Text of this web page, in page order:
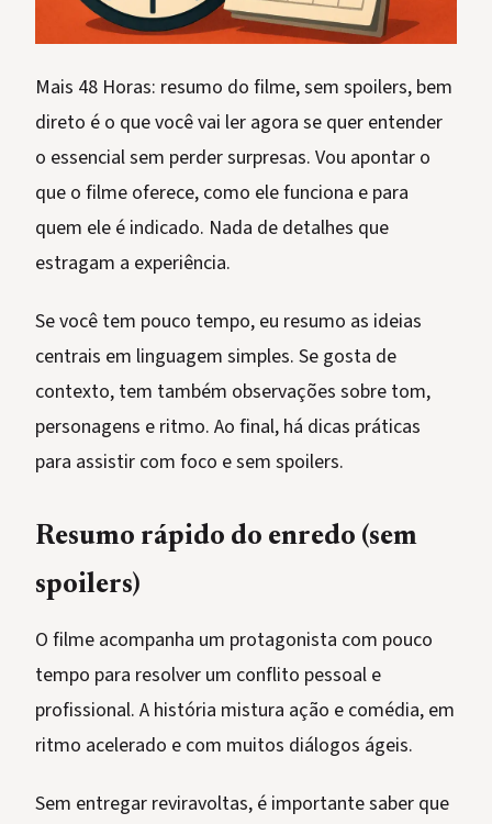
Mais 48 Horas: resumo do filme, sem spoilers, bem
direto é o que você vai ler agora se quer entender
o essencial sem perder surpresas. Vou apontar o
que o filme oferece, como ele funciona e para
quem ele é indicado. Nada de detalhes que
estragam a experiência.
Se você tem pouco tempo, eu resumo as ideias
centrais em linguagem simples. Se gosta de
contexto, tem também observações sobre tom,
personagens e ritmo. Ao final, há dicas práticas
para assistir com foco e sem spoilers.
Resumo rápido do enredo (sem
spoilers)
O filme acompanha um protagonista com pouco
tempo para resolver um conflito pessoal e
profissional. A história mistura ação e comédia, em
ritmo acelerado e com muitos diálogos ágeis.
Sem entregar reviravoltas, é importante saber que